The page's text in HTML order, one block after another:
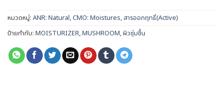
หมวดหมู่: ANR: Natural,CMO: Moistures, สารออกฤทธิ์(Active)
ป้ายกำกับ: MOISTURIZER,MUSHROOM,ผิวชุ่มชื้น